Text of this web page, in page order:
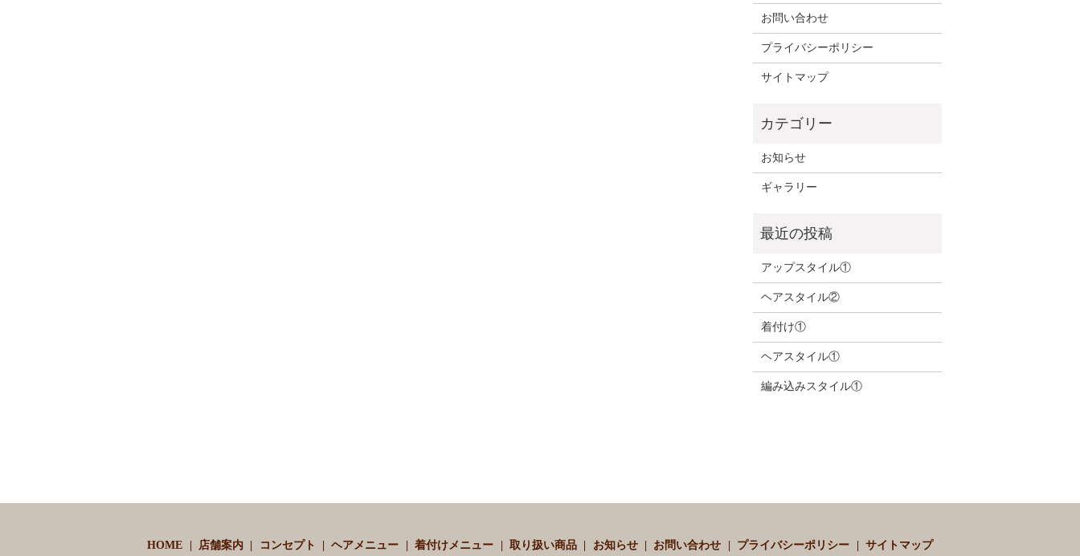
お問い合わせ
プライバシーポリシー
サイトマップ
お知らせ
ギャラリー
アップスタイル①
ヘアスタイル②
着付け①
ヘアスタイル①
編み込みスタイル①
HOME 店舗案内 コンセプト ヘアメニュー 着付けメニュー 取り扱い商品 お知らせ お問い合わせ プライバシーポリシー サイトマップ